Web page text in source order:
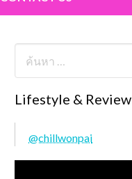
Lifestyle & Review
@chillwonpai